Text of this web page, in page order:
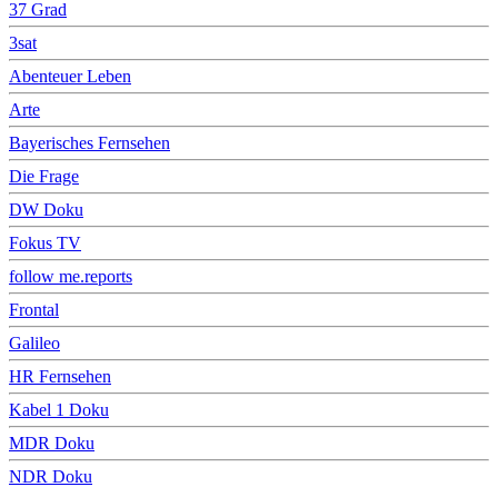
37 Grad
3sat
Abenteuer Leben
Arte
Bayerisches Fernsehen
Die Frage
DW Doku
Fokus TV
follow me.reports
Frontal
Galileo
HR Fernsehen
Kabel 1 Doku
MDR Doku
NDR Doku